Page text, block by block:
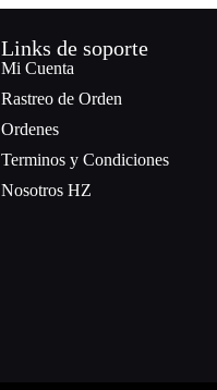
Links de soporte
Mi Cuenta
Rastreo de Orden
Ordenes
Terminos y Condiciones
Nosotros HZ